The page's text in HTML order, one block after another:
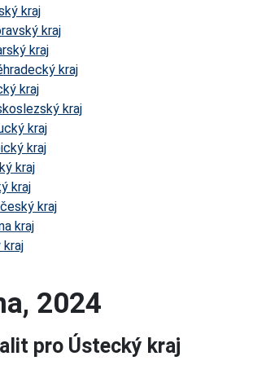
kraj
kraj
kraj
kraj
kraj
kraj
kraj
kraj
kraj
kraj
kraj
kraj
kraj
2024
pro Ústecký kraj